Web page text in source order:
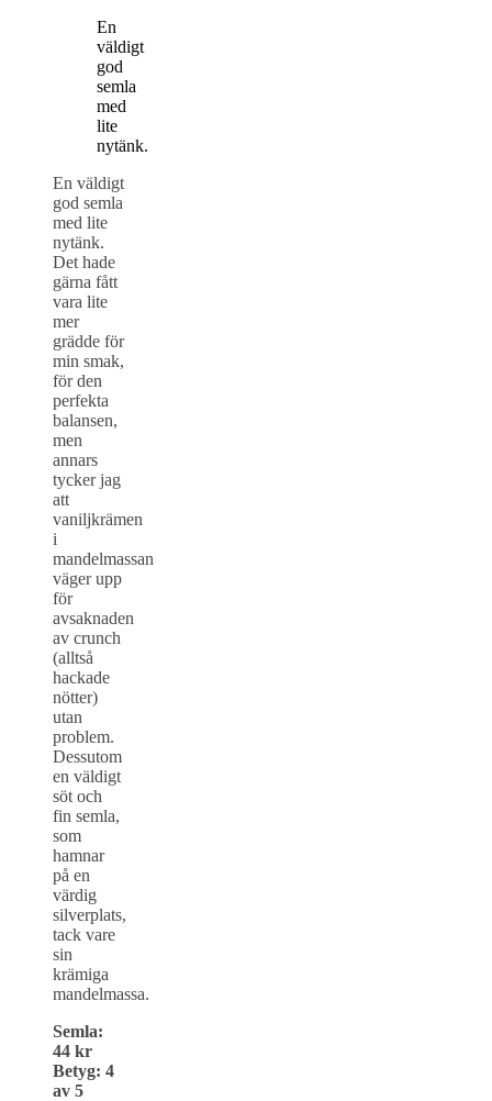
En
väldigt
god
semla
med
lite
nytänk.
En väldigt
god semla
med lite
nytänk.
Det hade
gärna fått
vara lite
mer
grädde för
min smak,
för den
perfekta
balansen,
men
annars
tycker jag
att
vaniljkrämen
i
mandelmassan
väger upp
för
avsaknaden
av crunch
(alltså
hackade
nötter)
utan
problem.
Dessutom
en väldigt
söt och
fin semla,
som
hamnar
på en
värdig
silverplats,
tack vare
sin
krämiga
mandelmassa.
Semla:
44 kr
Betyg: 4
av 5